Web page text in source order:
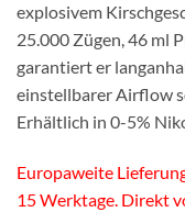
explosivem
25.000 Zügen, 46 ml
garantiert er
einstellbarer Airflow
Erhältlich in 0-5%
Europaweite
15 Werktage. Direkt